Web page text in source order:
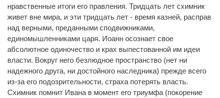
нравственные итоги его правления. Тридцать лет схимник
живет вне мира, и эти тридцать лет - время казней, расправ
над верными, преданными сподвижниками,
единомышленниками царя. Иоанн осознает свое
абсолютное одиночество и крах выпестованной им идеи
власти. Вокруг него безлюдное пространство (нет ни
надежного друга, ни достойного наследника) прежде всего
из-за его подозрительности, страха потерять власть.
Схимник помнит Ивана в момент его триумфа (покорение